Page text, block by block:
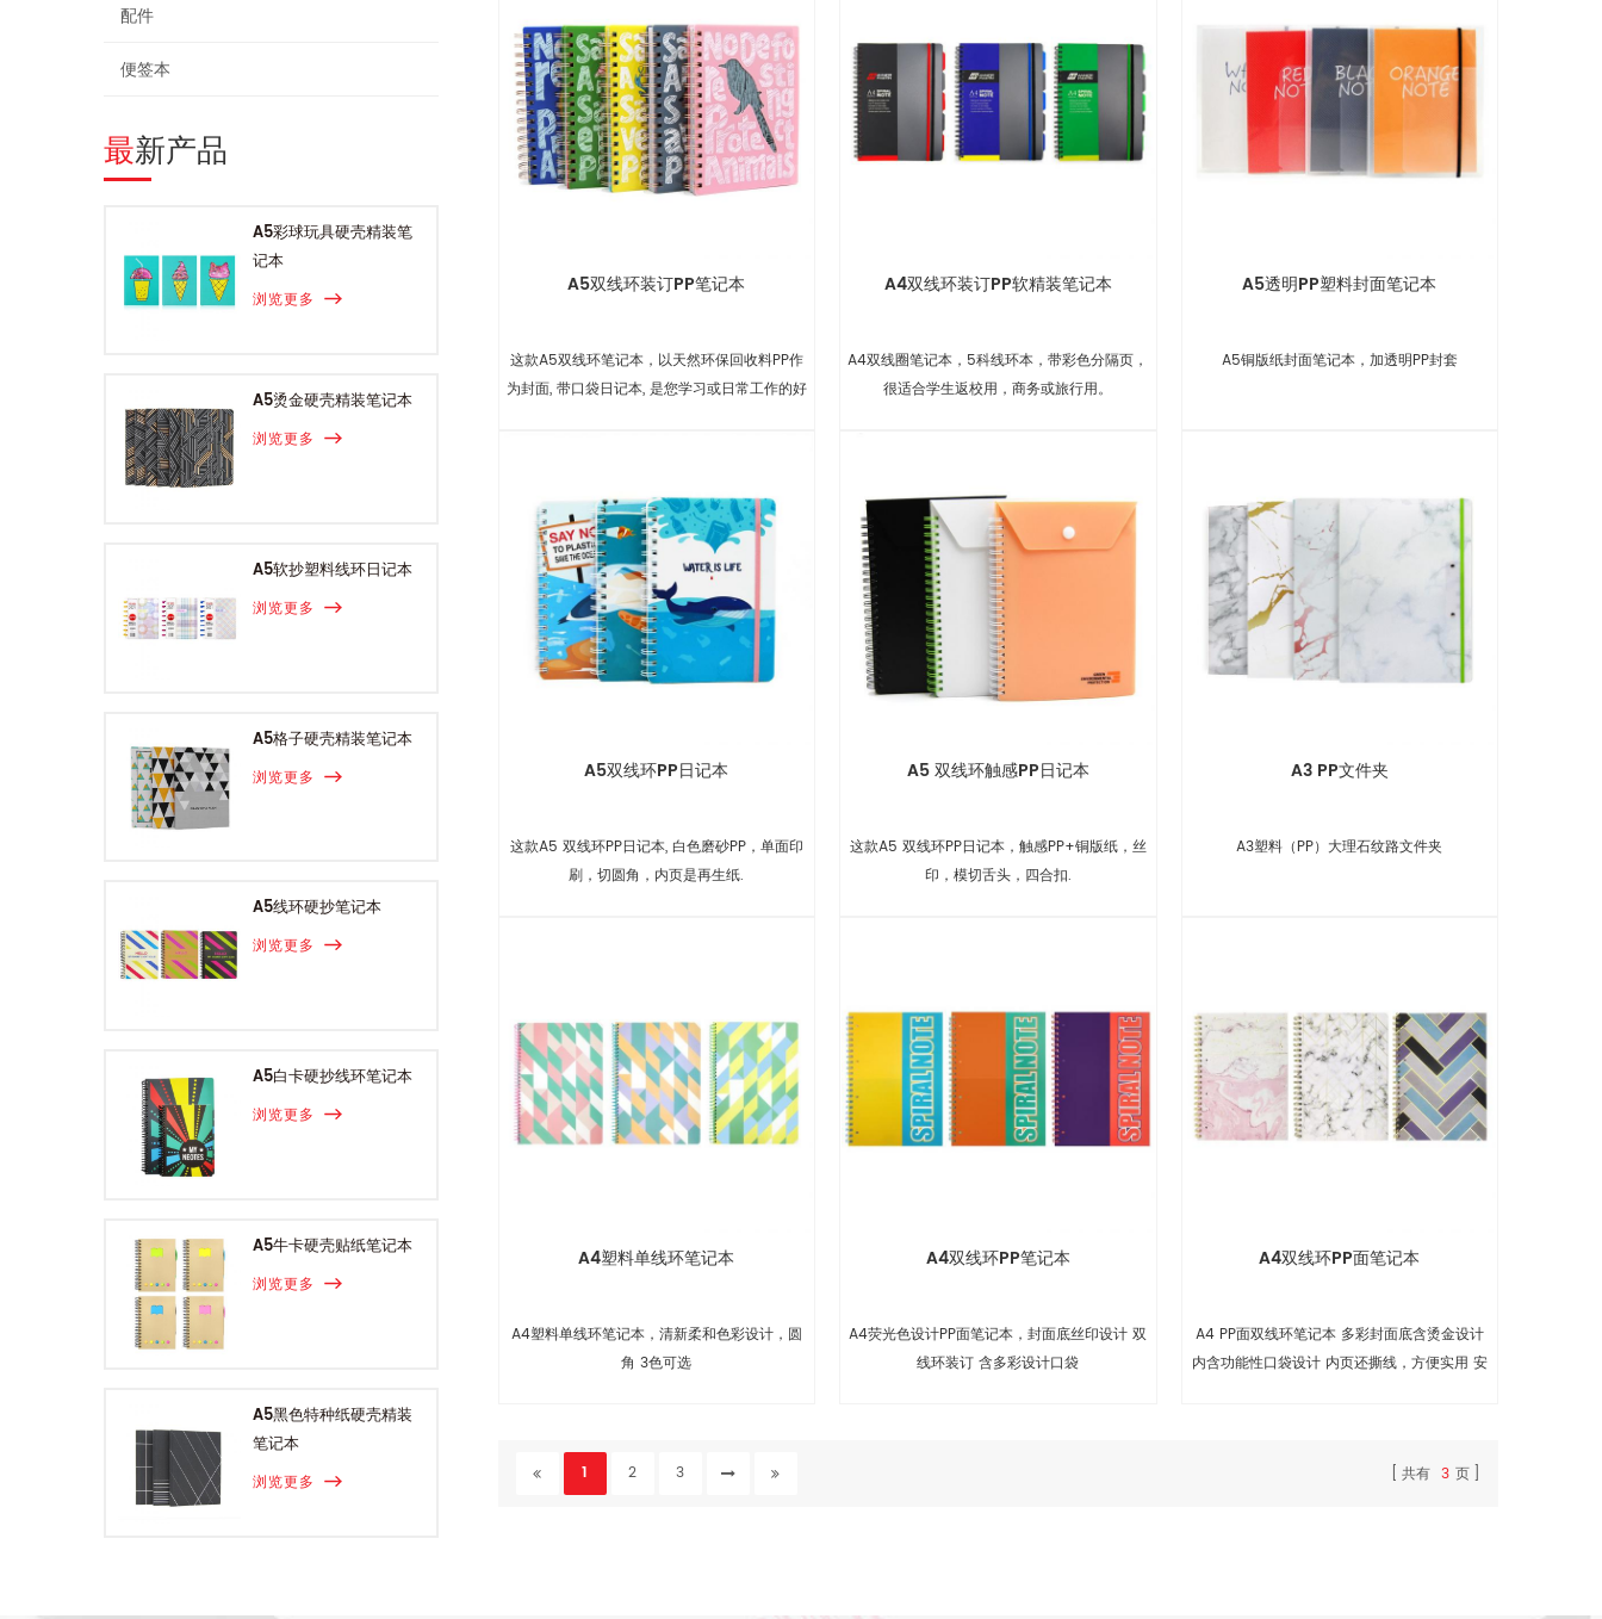
配件
便签本
最新产品
A5彩球玩具硬壳精装笔
记本
浏览更多
A5烫金硬壳精装笔记本
浏览更多
A5软抄塑料线环日记本
浏览更多
A5格子硬壳精装笔记本
浏览更多
A5线环硬抄笔记本
浏览更多
A5白卡硬抄线环笔记本
浏览更多
A5牛卡硬壳贴纸笔记本
浏览更多
A5黑色特种纸硬壳精装
笔记本
浏览更多
A5双线环装订PP笔记本
这款A5双线环笔记本，以天然环保回收料PP作
为封面, 带口袋日记本, 是您学习或日常工作的好
A4双线环装订PP软精装笔记本
A4双线圈笔记本，5科线环本，带彩色分隔页，
很适合学生返校用，商务或旅行用。
A5透明PP塑料封面笔记本
A5铜版纸封面笔记本，加透明PP封套
A5双线环PP日记本
这款A5 双线环PP日记本, 白色磨砂PP，单面印
刷，切圆角，内页是再生纸.
A5 双线环触感PP日记本
这款A5 双线环PP日记本，触感PP+铜版纸，丝
印，模切舌头，四合扣.
A3 PP文件夹
A3塑料（PP）大理石纹路文件夹
A4塑料单线环笔记本
A4塑料单线环笔记本，清新柔和色彩设计，圆
角 3色可选
A4双线环PP笔记本
A4荧光色设计PP面笔记本，封面底丝印设计 双
线环装订 含多彩设计口袋
A4双线环PP面笔记本
A4 PP面双线环笔记本 多彩封面底含烫金设计
内含功能性口袋设计 内页还撕线，方便实用 安
1 2 3 共有 3 页